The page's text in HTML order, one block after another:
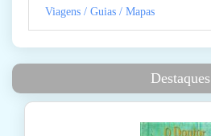
Viagens / Guias / Mapas
Destaques